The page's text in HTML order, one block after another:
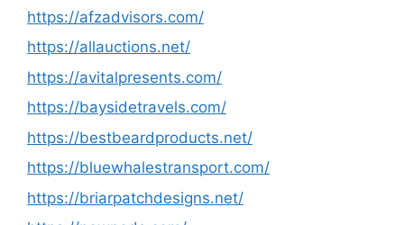
https://afzadvisors.com/
https://allauctions.net/
https://avitalpresents.com/
https://baysidetravels.com/
https://bestbeardproducts.net/
https://bluewhalestransport.com/
https://briarpatchdesigns.net/